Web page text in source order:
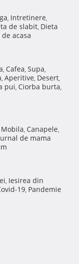
, Intretinere,
de slabit, Dieta
de acasa
, Cafea, Supa,
, Aperitive, Desert,
pui, Ciorba burta,
Mobila, Canapele,
de mama
, Iesirea din
19, Pandemie